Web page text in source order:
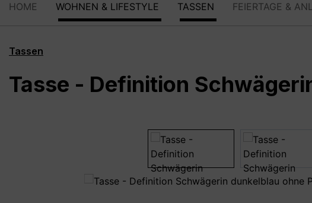
HOME WOHNEN & LIFESTYLE TASSEN FEIERTAGE &
Tassen
Tasse - Definition